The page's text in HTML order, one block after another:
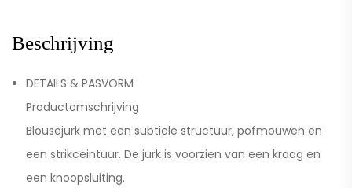
Beschrijving
DETAILS & PASVORM
Productomschrijving
Blousejurk met een subtiele structuur, pofmouwen en
een strikceintuur. De jurk is voorzien van een kraag en
een knoopsluiting.